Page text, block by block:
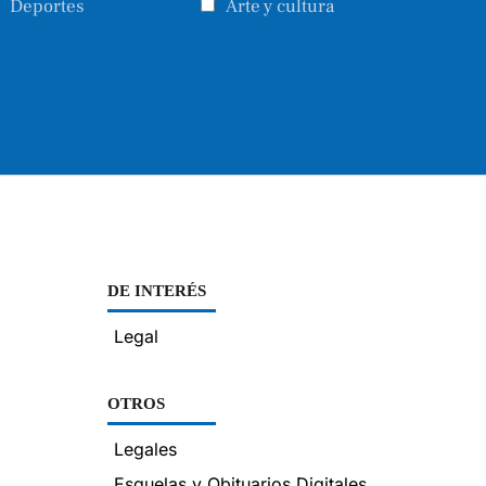
Deportes
Arte y cultura
DE INTERÉS
Legal
OTROS
Legales